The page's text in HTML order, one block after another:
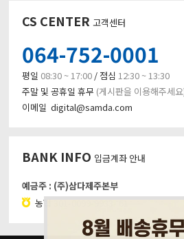
CS CENTER고객센터
064-752-0001
평일 08:30 ~ 17:00 / 점심12:30 ~ 13:30
주말 및 공휴일 휴무 (게시판을 이용해주세
이메일 digital@samda.com
BANK INFO 입금계좌 안내
예금주 : (주)삼다제주본부
농협